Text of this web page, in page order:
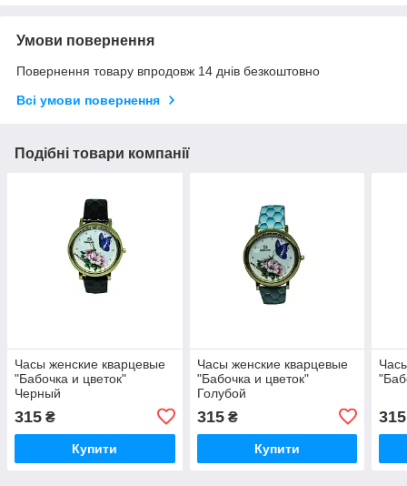
Умови повернення
Повернення товару впродовж 14 днів безкоштовно
Всі умови повернення
Подібні товари компанії
Часы женские кварцевые
"Бабочка и цветок"
Черный
315 ₴
Купити
Часы женские кварцевые
"Бабочка и цветок"
Голубой
315₴
Купити
315